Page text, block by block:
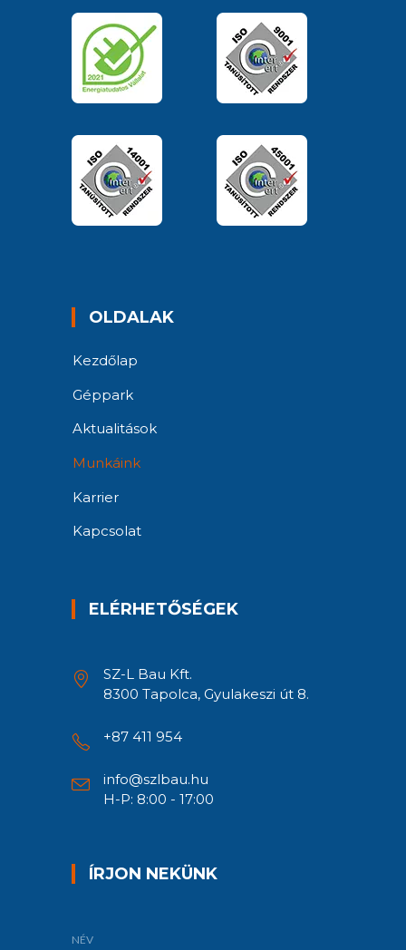
OLDALAK
Kezdőlap
Géppark
Aktualitások
Munkáink
Karrier
Kapcsolat
ELÉRHETŐSÉGEK
SZ-L Bau Kft.
8300 Tapolca, Gyulakeszi út 8.
+87 411 954
info@szlbau.hu
H-P: 8:00 - 17:00
ÍRJON NEKÜNK